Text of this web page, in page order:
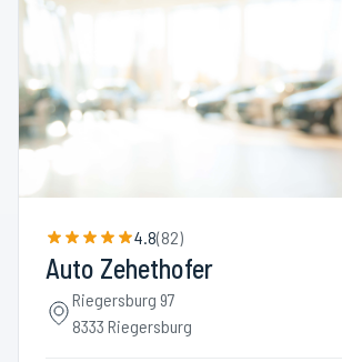
4.8(82)
Auto Zehethofer
Riegersburg 97
8333 Riegersburg